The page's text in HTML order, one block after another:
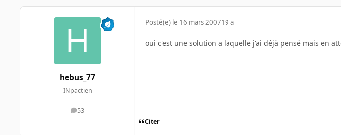
hebus_77
INpactien
53
messages
Posté(e) le 16 mars 200719 a
oui c'est une solution a laquelle j'ai déjà pensé mais en
Citer